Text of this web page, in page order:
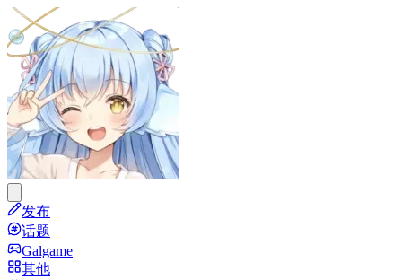
发布
话题
Galgame
其他